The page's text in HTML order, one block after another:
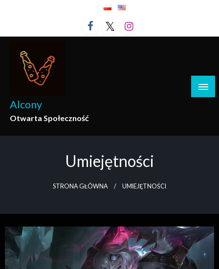
Alcony
Otwarta Społeczność
Umiejętności
STRONA GŁÓWNA UMIEJĘTNOŚCI